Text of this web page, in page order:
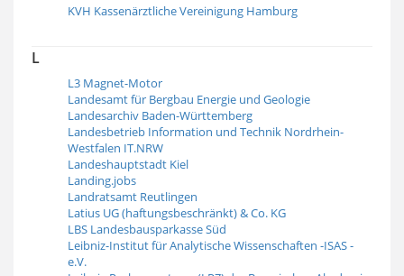
KVH Kassenärztliche Vereinigung Hamburg
L
L3 Magnet-Motor
Landesamt für Bergbau Energie und Geologie
Landesarchiv Baden-Württemberg
Landesbetrieb Information und Technik Nordrhein-
Westfalen IT.NRW
Landeshauptstadt Kiel
Landing.jobs
Landratsamt Reutlingen
Latius UG (haftungsbeschränkt) & Co. KG
LBS Landesbausparkasse Süd
Leibniz-Institut für Analytische Wissenschaften -ISAS -
e.V.